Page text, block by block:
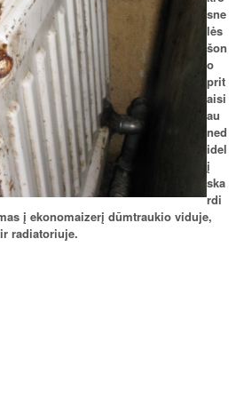
sne
lės
šon
o
prit
aisi
au
ned
idel
į
ska
rdi
į ekonomaizerį dūmtraukio viduje,
radiatoriuje.